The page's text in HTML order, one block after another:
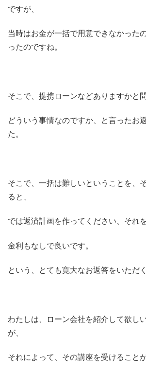
ですが、
当時はお金が一括で用意できなかった
ったのですね。
そこで、提携ローンなどありますかと
どういう事情なのですか、と言ったお
た。
そこで、一括は難しいということを、
ると、
では返済計画を作ってください、それ
金利もなしで良いです。
という、とても寛大なお返答をいただ
わたしは、ローン会社を紹介して欲し
が、
それによって、その講座を受けること